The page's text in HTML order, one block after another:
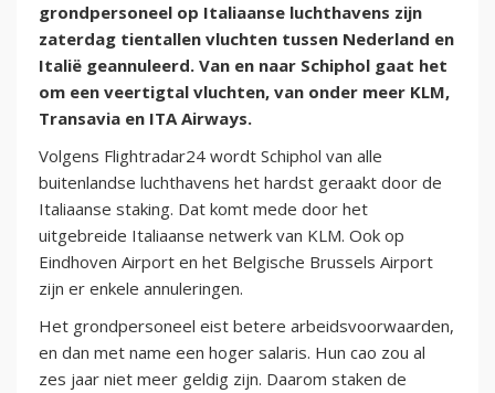
grondpersoneel op Italiaanse luchthavens zijn
zaterdag tientallen vluchten tussen Nederland en
Italië geannuleerd. Van en naar Schiphol gaat het
om een veertigtal vluchten, van onder meer KLM,
Transavia en ITA Airways.
Volgens Flightradar24 wordt Schiphol van alle
buitenlandse luchthavens het hardst geraakt door de
Italiaanse staking. Dat komt mede door het
uitgebreide Italiaanse netwerk van KLM. Ook op
Eindhoven Airport en het Belgische Brussels Airport
zijn er enkele annuleringen.
Het grondpersoneel eist betere arbeidsvoorwaarden,
en dan met name een hoger salaris. Hun cao zou al
zes jaar niet meer geldig zijn. Daarom staken de